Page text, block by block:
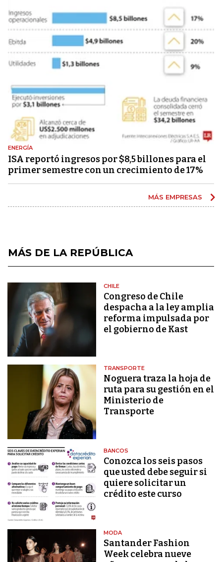
ENERGÍA
ISA reportó ingresos por $8,5 billones para el
primer semestre con un crecimiento de 17%
MÁS EMPRESAS
MÁS DE LA REPÚBLICA
CHILE
Congreso de Chile
despacha a la ley amplia
reforma impulsada por
el gobierno de Kast
TRANSPORTE
Noguera traza la hoja de
ruta para su gestión en el
Ministerio de
Transporte
BANCOS
Conozca los seis pasos
que usted debe seguir si
quiere solicitar un
crédito este curso
MODA
Santander Fashion
Week celebra nueve